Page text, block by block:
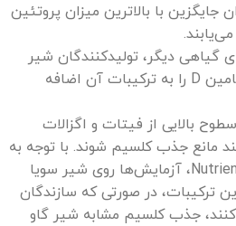
جایگزین با بالاترین میزان پروتئین
گیاهی دیگر، تولیدکنندگان شیر
سویا نیز عموما کلسیم و ویتامین D را به ترکیبات آن اضافه
بالایی از فیتات و اگزالات
مانع جذب کلسیم شوند. با توجه به
بررسی سال 2019 در مجله Nutrients، آزمایش‌ها روی شیر سویا
ترکیبات، در صورتی که سازندگان
جذب کلسیم مشابه شیر گاو